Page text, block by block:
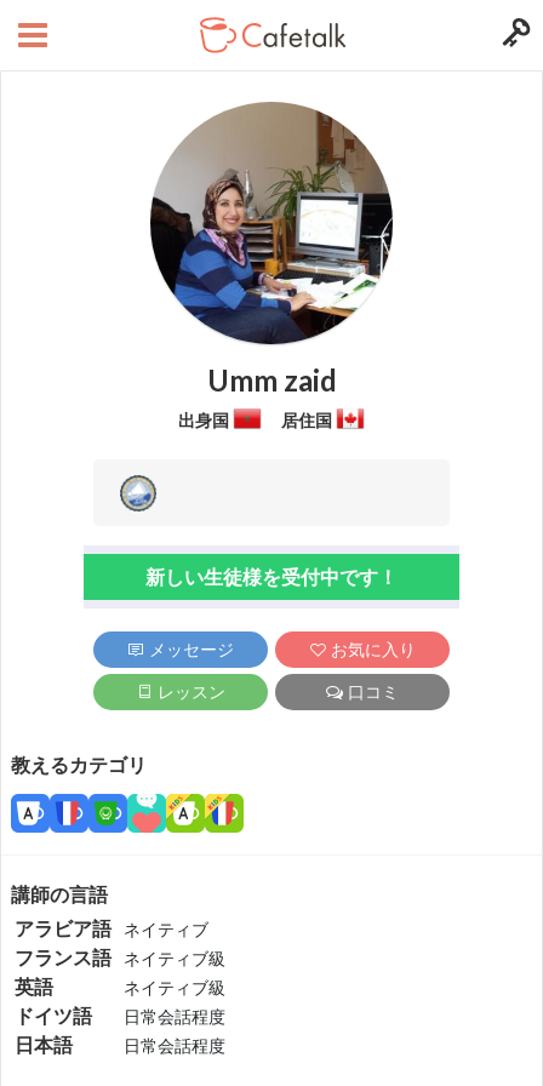
Umm zaid
出身国 居住国
新しい生徒様を受付中です！
メッセージ お気に入り
レッスン 口コミ
教えるカテゴリ
講師の言語
アラビア語 ネイティブ
フランス語 ネイティブ級
英語 ネイティブ級
ドイツ語 日常会話程度
日本語 日常会話程度